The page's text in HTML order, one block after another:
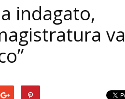
indagato,